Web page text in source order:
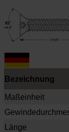
Bezeichnung
Maßeinheit
Länge